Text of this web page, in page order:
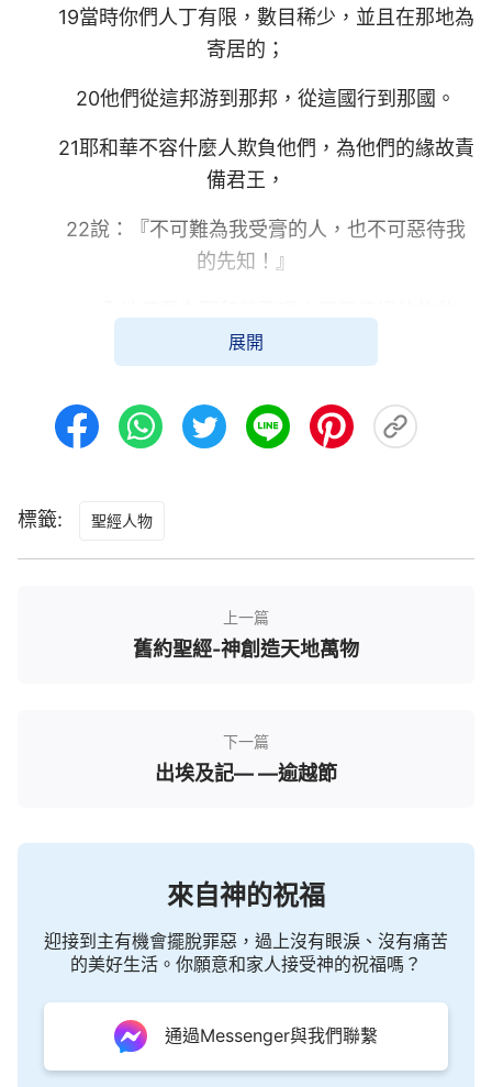
19當時你們人丁有限，數目稀少，並且在那地為
寄居的；
20他們從這邦游到那邦，從這國行到那國。
21耶和華不容什麼人欺負他們，為他們的緣故責
備君王，
22說：『不可難為我受膏的人，也不可惡待我
的先知！』
恩，
奇事。
26外邦的神都屬虛無，惟獨耶和華創造諸天。
聖所。
29要將耶和華的名所當得的榮耀歸給他，拿供
30全地要在他面前戰抖，世界也堅定不得動
搖。
31願天歡喜，願地快樂；願人在列邦中說：『耶
32願海和其中所充滿的澎湃；願田和其中所有
的都歡樂。
展開
標籤: 聖經人物
上一篇
舊約聖經-神創造天地萬物
下一篇
出埃及記— —逾越節
來自神的祝福
迎接到主有機會擺脫罪惡，過上沒有眼淚、沒有痛苦
的美好生活。你願意和家人接受神的祝福嗎？
通過Messenger與我們聯繫